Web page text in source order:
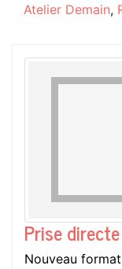
Atelier Demain,
Prise
Nouveau